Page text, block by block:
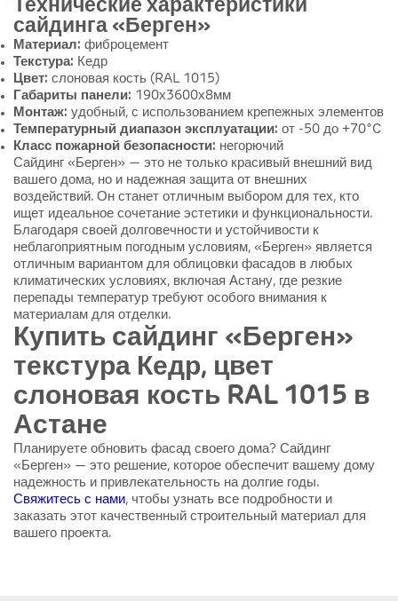
Технические характеристики
сайдинга «Берген»
Материал: фиброцемент
Текстура: Кедр
Цвет: слоновая кость (RAL 1015)
Габариты панели: 190х3600х8мм
Монтаж: удобный, с использованием крепежных элементов
Температурный диапазон эксплуатации: от -50 до +70°C
Класс пожарной безопасности: негорючий
Сайдинг «Берген» — это не только красивый внешний вид
вашего дома, но и надежная защита от внешних
воздействий. Он станет отличным выбором для тех, кто
ищет идеальное сочетание эстетики и функциональности.
Благодаря своей долговечности и устойчивости к
неблагоприятным погодным условиям, «Берген» является
отличным вариантом для облицовки фасадов в любых
климатических условиях, включая Астану, где резкие
перепады температур требуют особого внимания к
материалам для отделки.
Купить сайдинг «Берген»
текстура Кедр, цвет
слоновая кость RAL 1015 в
Астане
Планируете обновить фасад своего дома? Сайдинг
«Берген» — это решение, которое обеспечит вашему дому
надежность и привлекательность на долгие годы.
Свяжитесь с нами, чтобы узнать все подробности и
заказать этот качественный строительный материал для
вашего проекта.